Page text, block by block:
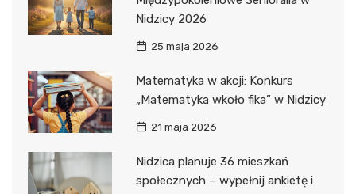
Nidzicy 2026
25 maja 2026
Matematyka w akcji: Konkurs
„Matematyka wkoło fika” w Nidzicy
21 maja 2026
Nidzica planuje 36 mieszkań
społecznych – wypełnij ankietę i